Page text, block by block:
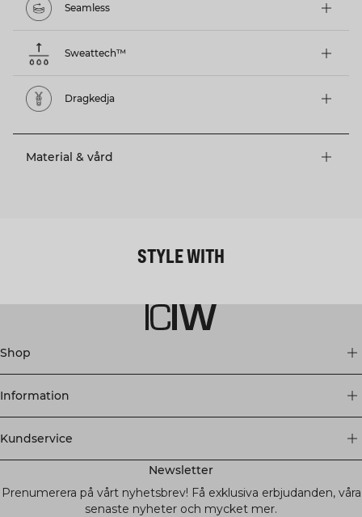
Seamless
Sweattech™
Dragkedja
Material & vård
STYLE WITH
Shop
Information
Kundservice
Newsletter
Prenumerera på vårt nyhetsbrev! Få exklusiva erbjudanden, våra
senaste nyheter och mycket mer.